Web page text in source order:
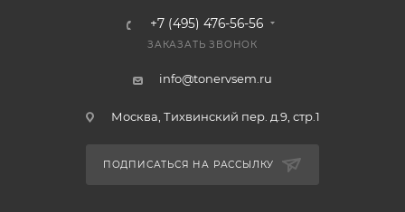
+7 (495) 476-56-56
ЗАКАЗАТЬ ЗВОНОК
info@tonervsem.ru
Москва, Тихвинский пер. д.9, стр.1
ПОДПИСАТЬСЯ НА РАССЫЛКУ